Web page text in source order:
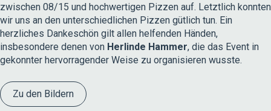
zwischen 08/15 und hochwertigen Pizzen auf. Letztlich konnten
wir uns an den unterschiedlichen Pizzen gütlich tun. Ein
herzliches Dankeschön gilt allen helfenden Händen,
insbesondere denen von Herlinde Hammer, die das Event in
gekonnter hervorragender Weise zu organisieren wusste.
Zu den Bildern